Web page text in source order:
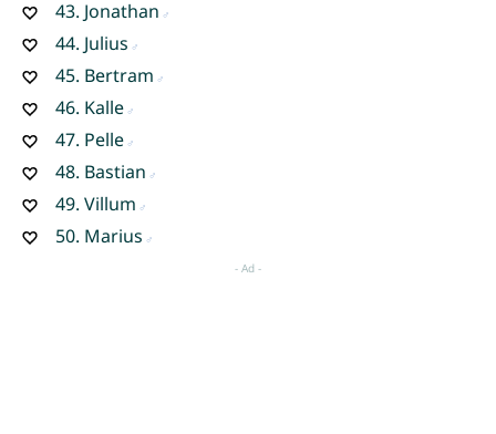
43. Jonathan
44. Julius
45. Bertram
46. Kalle
47. Pelle
48. Bastian
49. Villum
50. Marius